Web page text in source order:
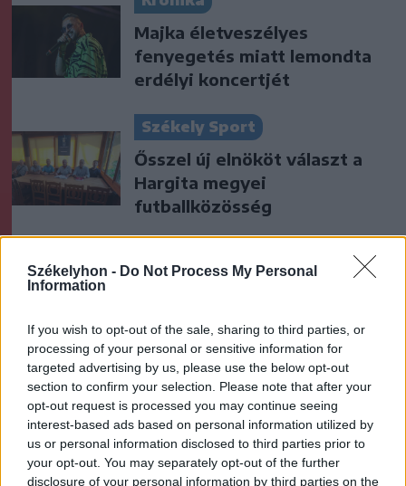
Székelyhon - Do Not Process My Personal
Information
If you wish to opt-out of the sale, sharing to third parties, or
processing of your personal or sensitive information for
targeted advertising by us, please use the below opt-out
section to confirm your selection. Please note that after your
opt-out request is processed you may continue seeing
interest-based ads based on personal information utilized by
us or personal information disclosed to third parties prior to
your opt-out. You may separately opt-out of the further
disclosure of your personal information by third parties on the
Majka életveszélyes
fenyegetés miatt lemondta
erdélyi koncertjét
Székely Sport
Ősszel új elnököt választ a
Hargita megyei
futballközösség
Sándor Ella: Na, indíts, s